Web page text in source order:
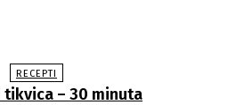
RECEPTI
tikvica – 30 minuta